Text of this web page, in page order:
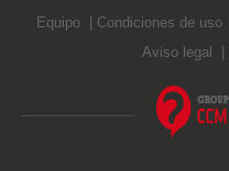
Equipo Condiciones de uso
Aviso legal